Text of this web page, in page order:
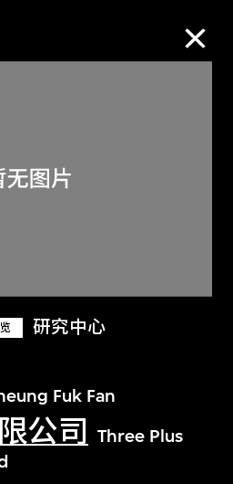
研究中心
Fuk Fan
公司
Three Plus
十及二十一世纪视觉